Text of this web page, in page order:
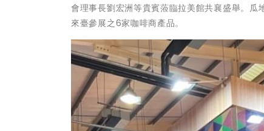
會理事長劉宏洲等貴賓蒞臨拉美館共襄盛舉。
來臺參展之6家咖啡商產品。